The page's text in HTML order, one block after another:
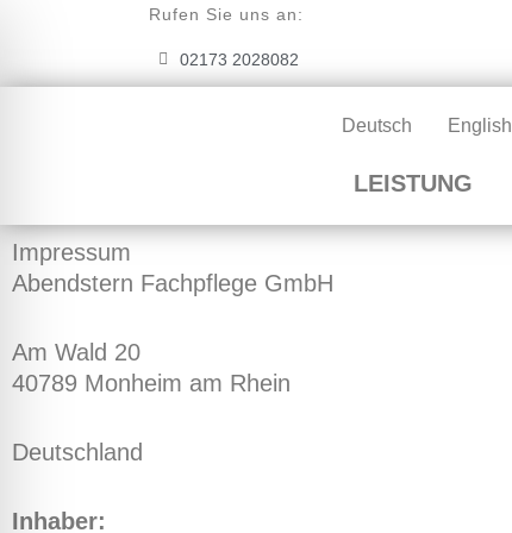
springen
Rufen Sie uns an:
02173 2028082
Deutsch English
LEISTUNG
Impressum
Abendstern Fachpflege GmbH
Am Wald 20
40789 Monheim am Rhein
Deutschland
Inhaber: